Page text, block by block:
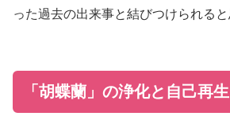
った過去の出来事と結びつけられると
「胡蝶蘭」の浄化と自己再